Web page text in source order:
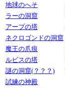
地球のへそ
ラーの洞窟
アープの塔
ネクロゴンドの洞窟
魔王の爪痕
ルビスの塔
謎の洞窟(？？？)
試練の神殿